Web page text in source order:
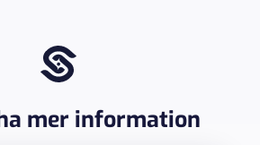
mer information